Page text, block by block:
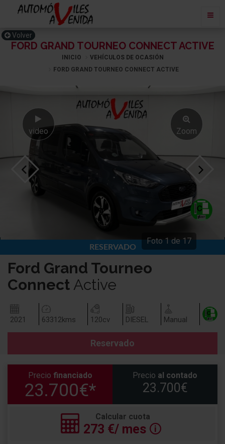
FORD GRAND TOURNEO CONNECT ACTIVE
Volver
INICIO
VEHÍCULOS DE OCASIÓN
FORD GRAND TOURNEO CONNECT ACTIVE
Zoom
video
VENDIDO
RESERVADO
Foto 1 de 17
Ford Grand Tourneo
Connect Active
2021 63312kms 120cv DIESEL Manual
Reservado
Precio financiado
23.700€*
Precio al contado
23.700€
Calcular cuota
273 €/ mes 🛈